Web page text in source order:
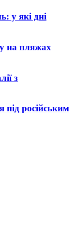
у які дні
на пляжах
з
під російським